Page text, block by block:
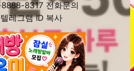
8317 전화문의
텔레그램 ID 복사